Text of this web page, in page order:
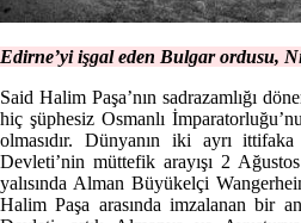
Edirne’yi işgal eden Bulgar ordusu,
Said Halim Paşa’nın sadrazamlığı
hiç şüphesiz Osmanlı
olmasıdır. Dünyanın iki ayrı
Devleti’nin müttefik arayışı 2
yalısında Alman Büyükelçi
Halim Paşa arasında imzalanan bir